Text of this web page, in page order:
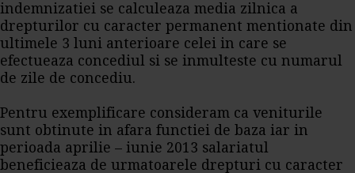
indemnizatiei se calculeaza media zilnica a
drepturilor cu caracter permanent mentionate din
ultimele 3 luni anterioare celei in care se
efectueaza concediul si se inmulteste cu numarul
de zile de concediu.
Pentru exemplificare consideram ca veniturile
sunt obtinute in afara functiei de baza iar in
perioada aprilie – iunie 2013 salariatul
beneficieaza de urmatoarele drepturi cu caracter